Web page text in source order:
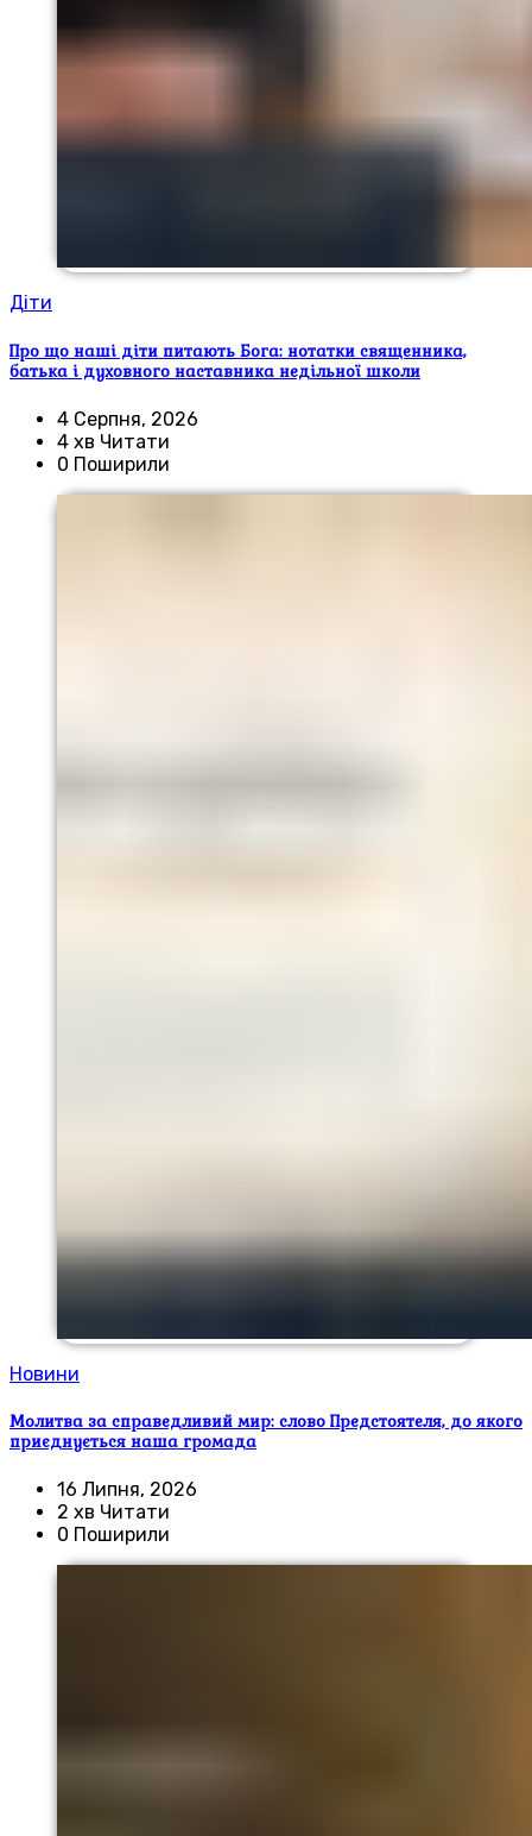
Діти
Про що наші діти питають Бога: нотатки священника,
батька і духовного наставника недільної школи
4 Серпня, 2026
4 хв Читати
0 Поширили
Новини
Молитва за справедливий мир: слово Предстоятеля, до якого
приєднується наша громада
16 Липня, 2026
2 хв Читати
0 Поширили